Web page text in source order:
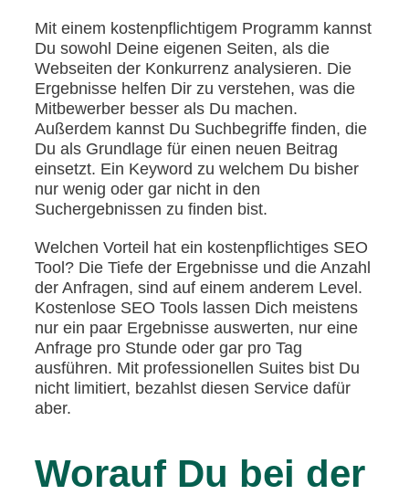
Mit einem kostenpflichtigem Programm kannst
Du sowohl Deine eigenen Seiten, als die
Webseiten der Konkurrenz analysieren. Die
Ergebnisse helfen Dir zu verstehen, was die
Mitbewerber besser als Du machen.
Außerdem kannst Du Suchbegriffe finden, die
Du als Grundlage für einen neuen Beitrag
einsetzt. Ein Keyword zu welchem Du bisher
nur wenig oder gar nicht in den
Suchergebnissen zu finden bist.
Welchen Vorteil hat ein kostenpflichtiges SEO
Tool? Die Tiefe der Ergebnisse und die Anzahl
der Anfragen, sind auf einem anderem Level.
Kostenlose SEO Tools lassen Dich meistens
nur ein paar Ergebnisse auswerten, nur eine
Anfrage pro Stunde oder gar pro Tag
ausführen. Mit professionellen Suites bist Du
nicht limitiert, bezahlst diesen Service dafür
aber.
Worauf Du bei der